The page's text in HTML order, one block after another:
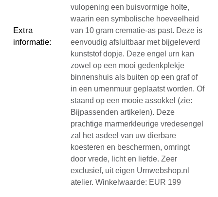
Extra
informatie:
vulopening een buisvormige holte,
waarin een symbolische hoeveelheid
van 10 gram crematie-as past. Deze is
eenvoudig afsluitbaar met bijgeleverd
kunststof dopje. Deze engel urn kan
zowel op een mooi gedenkplekje
binnenshuis als buiten op een graf of
in een urnenmuur geplaatst worden. Of
staand op een mooie assokkel (zie:
Bijpassenden artikelen). Deze
prachtige marmerkleurige vredesengel
zal het asdeel van uw dierbare
koesteren en beschermen, omringt
door vrede, licht en liefde. Zeer
exclusief, uit eigen Urnwebshop.nl
atelier. Winkelwaarde: EUR 199